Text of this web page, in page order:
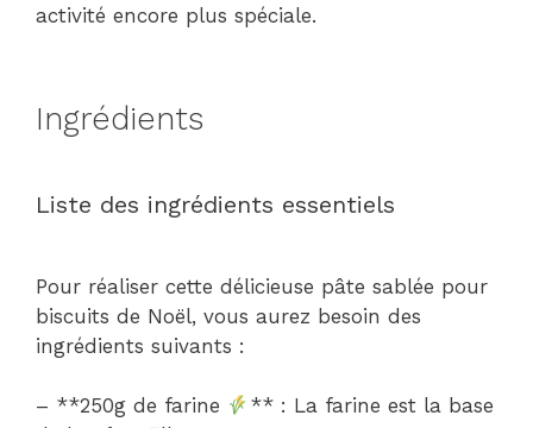
activité encore plus spéciale.
Ingrédients
Liste des ingrédients essentiels
Pour réaliser cette délicieuse pâte sablée pour
biscuits de Noël, vous aurez besoin des
ingrédients suivants :
– **250g de farine
** : La farine est la base